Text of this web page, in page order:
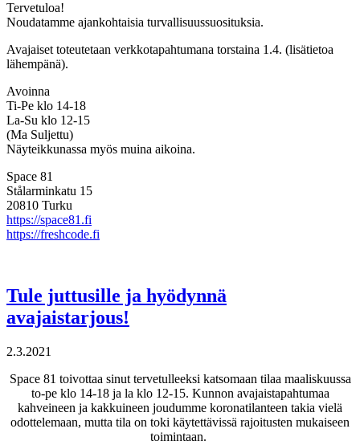
Tervetuloa!
Noudatamme ajankohtaisia turvallisuussuosituksia.
Avajaiset toteutetaan verkkotapahtumana torstaina 1.4. (lisätietoa
lähempänä).
Avoinna
Ti-Pe klo 14-18
La-Su klo 12-15
(Ma Suljettu)
Näyteikkunassa myös muina aikoina.
Space 81
Stålarminkatu 15
20810 Turku
https://space81.fi
https://freshcode.fi
Tule juttusille ja hyödynnä
avajaistarjous!
2.3.2021
Space 81 toivottaa sinut tervetulleeksi katsomaan tilaa maaliskuussa
to-pe klo 14-18 ja la klo 12-15. Kunnon avajaistapahtumaa
kahveineen ja kakkuineen joudumme koronatilanteen takia vielä
odottelemaan, mutta tila on toki käytettävissä rajoitusten mukaiseen
toimintaan.